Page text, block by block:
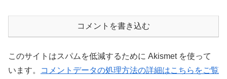
コメントを書き込む
このサイトはスパムを低減するために Akismet を使って
います。
コメントデータの処理方法の詳細はこちらをご覧